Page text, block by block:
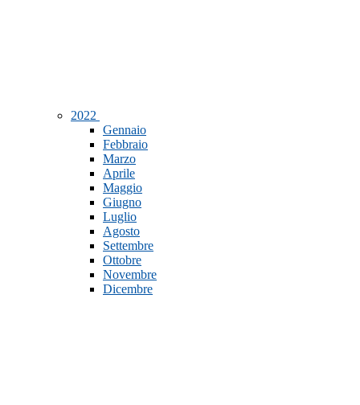
2022
Gennaio
Febbraio
Marzo
Aprile
Maggio
Giugno
Luglio
Agosto
Settembre
Ottobre
Novembre
Dicembre